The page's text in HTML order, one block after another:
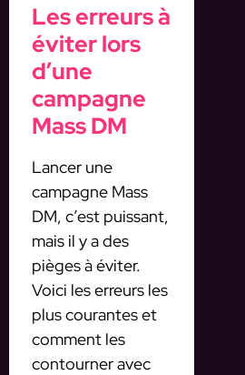
Les erreurs à
éviter lors
d’une
campagne
Mass DM
Lancer une
campagne Mass
DM, c’est puissant,
mais il y a des
pièges à éviter.
Voici les erreurs les
plus courantes et
comment les
contourner avec